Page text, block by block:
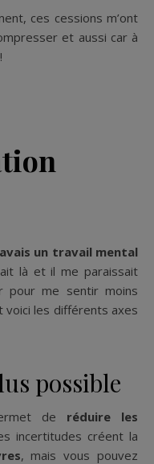
ces cessions m’ont
et aussi car à
un travail mental
là et il me paraissait
pour me sentir moins
voici les différents axes
possible
de réduire les
incertitudes créent la
, mais vous pouvez